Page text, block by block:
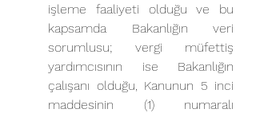
işleme faaliyeti olduğu ve bu
kapsamda Bakanlığın veri
sorumlusu; vergi müfettiş
yardımcısının ise Bakanlığın
çalışanı olduğu, Kanunun 5 inci
maddesinin (1) numaralı